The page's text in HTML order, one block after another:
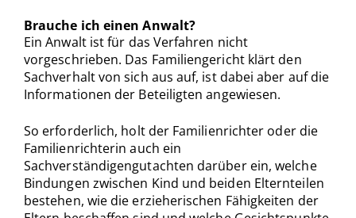
Brauche ich einen Anwalt?
Ein Anwalt ist für das Verfahren nicht
vorgeschrieben. Das Familiengericht klärt den
Sachverhalt von sich aus auf, ist dabei aber auf die
Informationen der Beteiligten angewiesen.
So erforderlich, holt der Familienrichter oder die
Familienrichterin auch ein
Sachverständigengutachten darüber ein, welche
Bindungen zwischen Kind und beiden Elternteilen
bestehen, wie die erzieherischen Fähigkeiten der